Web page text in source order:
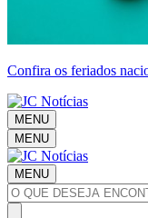
Confira os feriados
MENU
MENU
MENU